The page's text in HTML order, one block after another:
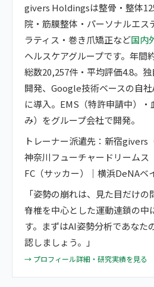
givers Holdingsは整骨・整体
院・筋膜整体・パーソナルエス
ラティス・巻き爪矯正など国内
ヘルスケアグループです。年間
総数20,257件・平均評価4.8。
開発、Google技術ベースの自
に導入。EMS（特許申請中）
み）をグループ会社で開発。
トレーナー派遣先：新宿givers
神奈川フューチャードリームス
FC（サッカー）｜横浜DeNAベ
「姿勢の崩れは、見た目だけの
脊椎を中心とした運動連鎖の中
す。まずはAI姿勢分析であなた
認しましょう。」
→ プロフィール詳細・研究実績を見る